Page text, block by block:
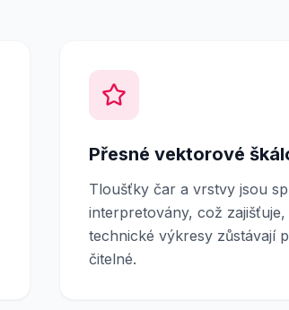
Přesné vektorové
Tloušťky čar a vrstvy jsou
interpretovány, což zajišťuje,
technické výkresy zůstávají
čitelné.